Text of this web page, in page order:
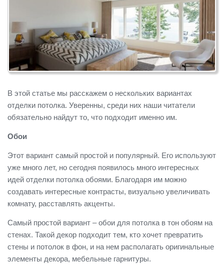
В этой статье мы расскажем о нескольких вариантах
отделки потолка. Уверенны, среди них наши читатели
обязательно найдут то, что подходит именно им.
Обои
Этот вариант самый простой и популярный. Его используют
уже много лет, но сегодня появилось много интересных
идей отделки потолка обоями. Благодаря им можно
создавать интересные контрасты, визуально увеличивать
комнату, расставлять акценты.
Самый простой вариант – обои для потолка в тон обоям на
стенах. Такой декор подходит тем, кто хочет превратить
стены и потолок в фон, и на нем располагать оригинальные
элементы декора, мебельные гарнитуры.